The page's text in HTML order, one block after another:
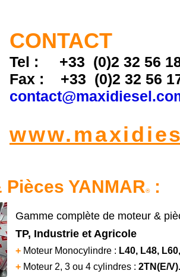
CONTACT
Tel : +33 (0)2 32 56
Fax : +33 (0)2 32 56
YANMAR®:
Gamme complète de moteur &
TP, Industrie et Agricole
+ Moteur Monocylindre : L40, L48,
+ Moteur 2, 3 ou 4 cylindres : 2TN(E/